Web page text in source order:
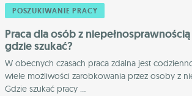
POSZUKIWANIE PRACY
Praca dla osób z
gdzie szukać?
W obecnych czasach praca zdalna jest
wiele możliwości zarobkowania przez osoby z
Gdzie szukać pracy ...